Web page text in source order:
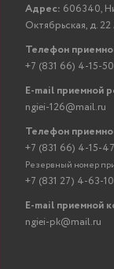
Адрес: 606340,
Октябрьская, д.
Телефон
+7 (831 66) 4-15-50
E-mail приемной
ngiei-126@mail.ru
Телефон
+7 (831 66) 4-15-47
Резервный номер
+7 (831 27) 4-63-10
E-mail приемной
ngiei-pk@mail.ru